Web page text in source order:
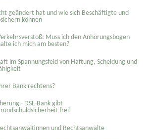
geändert hat und wie sich Beschäftigte und
können
Muss ich den Anhörungsbogen
ich mich am besten?
im Spannungsfeld von Haftung, Scheidung und
Bank rechtens?
- DSL-Bank gibt
frei!
und Rechtsanwälte